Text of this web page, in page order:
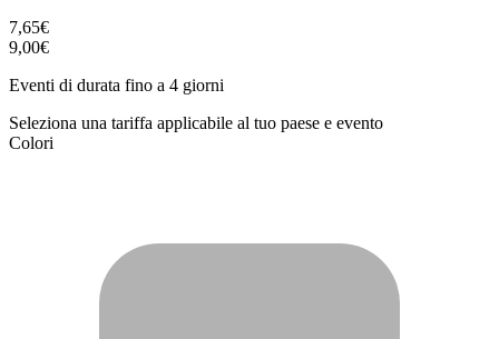
7,65€
9,00€
Eventi di durata fino a 4 giorni
Seleziona una tariffa applicabile al tuo paese e evento
Colori